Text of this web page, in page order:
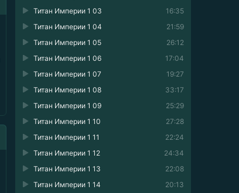
16:35
Титан Империи 1 03
21:59
Титан Империи 1 04
26:12
Титан Империи 1 05
17:04
Титан Империи 1 06
19:27
Титан Империи 1 07
33:17
Титан Империи 1 08
25:29
Титан Империи 1 09
27:28
Титан Империи 1 10
22:24
Титан Империи 1 11
24:34
Титан Империи 1 12
22:08
Титан Империи 1 13
20:13
Титан Империи 1 14